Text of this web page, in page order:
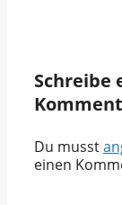
Schreibe
Du musst
einen